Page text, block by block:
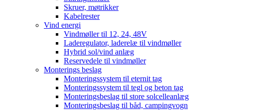
Skruer, møtrikker
Kabelrester
Vind energi
Vindmøller til 12, 24, 48V
Laderegulator, laderelæ til vindmøller
Hybrid sol/vind anlæg
Reservedele til vindmøller
Monterings beslag
Monteringssystem til eternit tag
Monteringssystem til tegl og beton tag
Monteringsbeslag til store solcelleanlæg
Monteringsbeslag til båd, campingvogn